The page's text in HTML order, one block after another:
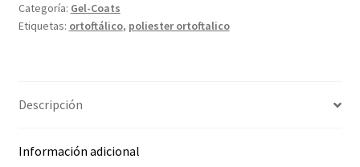
Categoría: Gel-Coats
Etiquetas: ortoftálico, poliester ortoftalico
Descripción
Información adicional